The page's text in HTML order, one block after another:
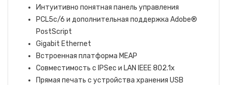
Интуитивно понятная панель управления
PCL5c/6 и дополнительная поддержка Adobe®
PostScript
Gigabit Ethernet
Встроенная платформа MEAP
Совместимость с IPSec и LAN IEEE 802.1x
Прямая печать с устройства хранения USB